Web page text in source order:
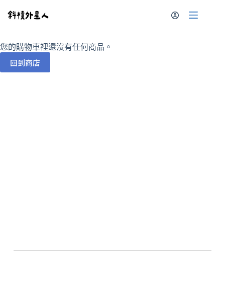
您的購物車裡還沒有任何商品。
回到商店